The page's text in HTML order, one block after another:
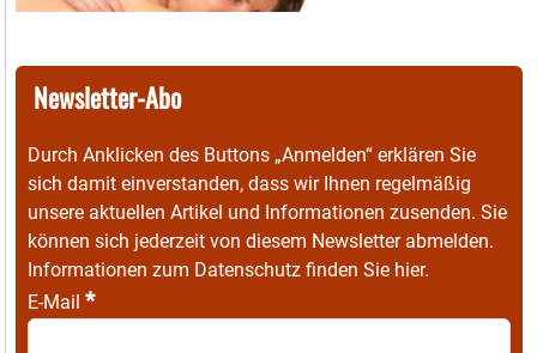
Newsletter-Abo
Durch Anklicken des Buttons „Anmelden“ erklären Sie
sich damit einverstanden, dass wir Ihnen regelmäßig
unsere aktuellen Artikel und Informationen zusenden. Sie
können sich jederzeit von diesem Newsletter abmelden.
Informationen zum Datenschutz finden Sie hier.
E-Mail *